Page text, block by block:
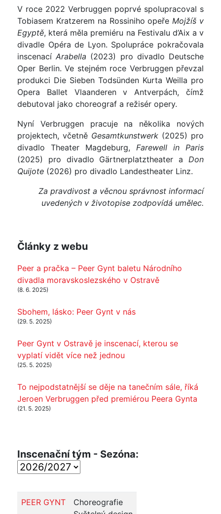
V roce 2022 Verbruggen poprvé spolupracoval s
Tobiasem Kratzerem na Rossiniho opeřeMojžíš v
Egyptě, která měla premiéru na Festivalu d’Aix a v
divadle Opéra de Lyon. Spolupráce pokračovala
inscenacíArabella (2023) pro divadlo Deutsche
Oper Berlin. Ve stejném roce Verbruggen převzal
produkci Die Sieben Todsünden Kurta Weilla pro
Opera Ballet Vlaanderen v Antverpách, čímž
debutoval jako choreograf a režisér opery.
Nyní Verbruggen pracuje na několika nových
projektech, včetně Gesamtkunstwerk (2025) pro
divadlo Theater Magdeburg, Farewell in Paris
(2025) pro divadlo Gärtnerplatztheater a Don
Quijote (2026) pro divadlo Landestheater Linz.
Za pravdivost a věcnou správnost informací
uvedených v životopise zodpovídá umělec.
Články z webu
Peer a pračka – Peer Gynt baletu Národního
divadla moravskoslezského v Ostravě
(8. 6. 2025)
Sbohem, lásko: Peer Gynt v nás
(29. 5. 2025)
Peer Gynt v Ostravě je inscenací, kterou se
vyplatí vidět více než jednou
(25. 5. 2025)
To nejpodstatnější se děje na tanečním sále, říká
Jeroen Verbruggen před premiérou Peera Gynta
(21. 5. 2025)
Inscenační tým - Sezóna:
PEER GYNT
Choreografie